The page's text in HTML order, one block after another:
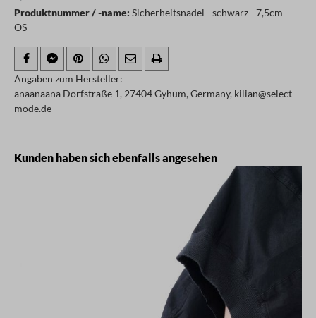
Produktnummer / -name: Sicherheitsnadel - schwarz - 7,5cm -
OS
Angaben zum Hersteller:
anaanaana Dorfstraße 1, 27404 Gyhum, Germany, kilian@select-
mode.de
Produktgalerie überspringen
Kunden haben sich ebenfalls angesehen